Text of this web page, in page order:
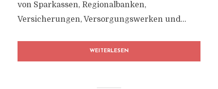
von Sparkassen, Regionalbanken,
Versicherungen, Versorgungswerken und...
WEITERLESEN